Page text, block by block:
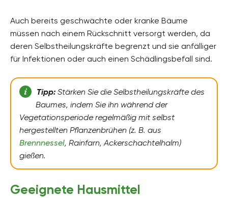
Auch bereits geschwächte oder kranke Bäume
müssen nach einem Rückschnitt versorgt werden, da
deren Selbstheilungskräfte begrenzt und sie anfälliger
für Infektionen oder auch einen Schädlingsbefall sind.
Tipp: Stärken Sie die Selbstheilungskräfte des
Baumes, indem Sie ihn während der
Vegetationsperiode regelmäßig mit selbst
hergestellten Pflanzenbrühen (z. B. aus
Brennnessel, Rainfarn, Ackerschachtelhalm)
gießen.
Geeignete Hausmittel